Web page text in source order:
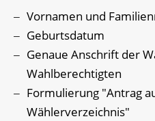
Vornamen und
Geburtsdatum
Genaue Anschrift der
Wahlberechtigten
Formulierung "Antrag
Wählerverzeichnis"